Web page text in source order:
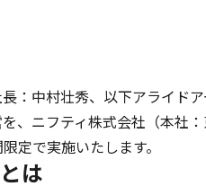
：中村壮秀、以下アライド
、ニフティ株式会社（本社
定で実施いたします。
は